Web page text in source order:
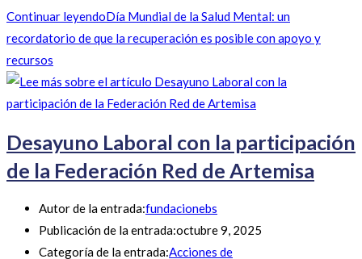
Continuar leyendoDía Mundial de la Salud Mental: un
recordatorio de que la recuperación es posible con apoyo y
recursos
Desayuno Laboral con la participación
de la Federación Red de Artemisa
Autor de la entrada:fundacionebs
Publicación de la entrada:octubre 9, 2025
Categoría de la entrada:Acciones de